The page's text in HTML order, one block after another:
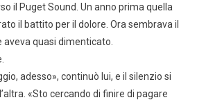
il Puget Sound. Un anno prima quella
il battito per il dolore. Ora sembrava il
quasi dimenticato.
adesso», continuò lui, e il silenzio si
«Sto cercando di finire di pagare